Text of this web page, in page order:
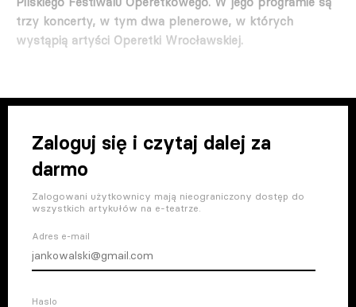
trzy koncerty, w tym dwa plenerowe, w których
wystąpią artyści Operetki Wrocławskiej.
Zaloguj się i czytaj dalej za
darmo
Zalogowani użytkownicy mają nieograniczony dostęp do
wszystkich artykułów na e-teatrze.
Adres e-mail
Haslo